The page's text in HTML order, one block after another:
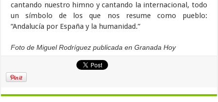
cantando nuestro himno y cantando la internacional, todo
un símbolo de los que nos resume como pueblo:
“Andalucía por España y la humanidad.”
Foto de Miguel Rodríguez publicada en Granada Hoy